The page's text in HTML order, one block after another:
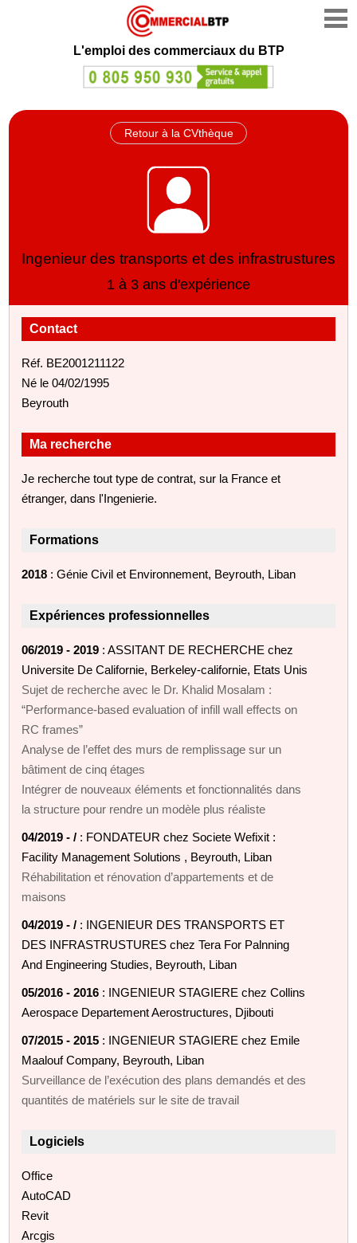
L'emploi des commerciaux du BTP
Retour à la CVthèque
Ingenieur des transports et des infrastrustures
1 à 3 ans d'expérience
Contact
Réf. BE2001211122
Né le 04/02/1995
Beyrouth
Ma recherche
Je recherche tout type de contrat, sur la France et
étranger, dans l'Ingenierie.
Formations
2018 : Génie Civil et Environnement, Beyrouth, Liban
Expériences professionnelles
06/2019 - 2019 : ASSITANT DE RECHERCHE chez
Universite De Californie, Berkeley-californie, Etats Unis
Sujet de recherche avec le Dr. Khalid Mosalam :
“Performance-based evaluation of infill wall effects on
RC frames”
Analyse de l’effet des murs de remplissage sur un
bâtiment de cinq étages
Intégrer de nouveaux éléments et fonctionnalités dans
la structure pour rendre un modèle plus réaliste
04/2019 - / : FONDATEUR chez Societe Wefixit :
Facility Management Solutions , Beyrouth, Liban
Réhabilitation et rénovation d’appartements et de
maisons
04/2019 - / : INGENIEUR DES TRANSPORTS ET
DES INFRASTRUSTURES chez Tera For Palnning
And Engineering Studies, Beyrouth, Liban
05/2016 - 2016 : INGENIEUR STAGIERE chez Collins
Aerospace Departement Aerostructures, Djibouti
07/2015 - 2015 : INGENIEUR STAGIERE chez Emile
Maalouf Company, Beyrouth, Liban
Surveillance de l’exécution des plans demandés et des
quantités de matériels sur le site de travail
Logiciels
Office
AutoCAD
Revit
Arcgis